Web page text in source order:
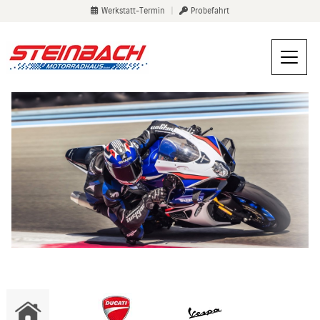
Werkstatt-Termin Probefahrt